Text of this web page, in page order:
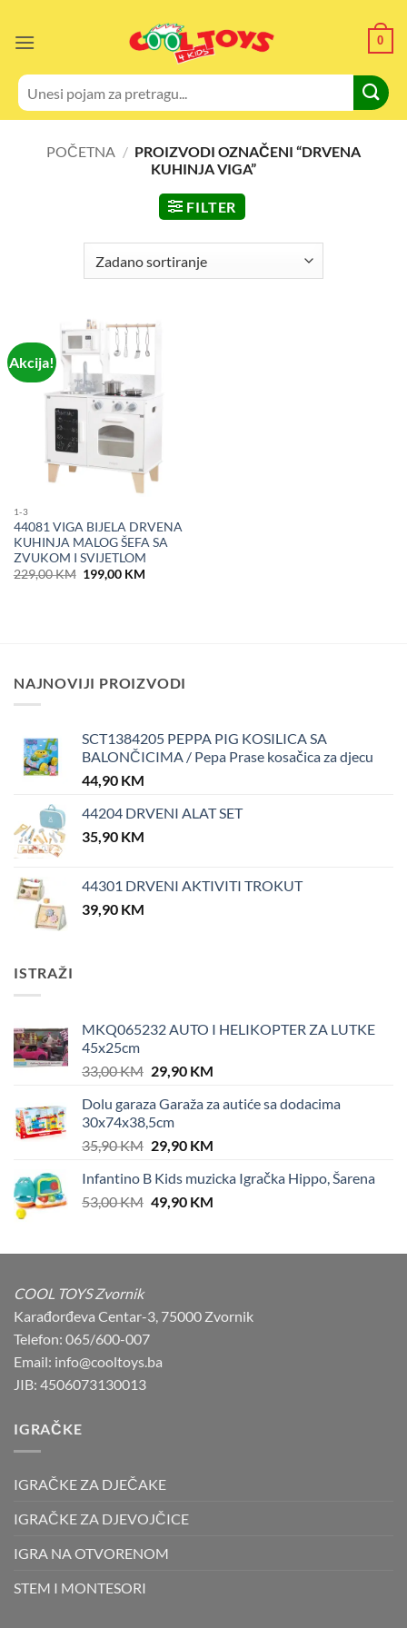
0
Pretraži:
POČETNA / PROIZVODI OZNAČENI “DRVENA
KUHINJA VIGA”
FILTER
Akcija!
1-3
44081 VIGA BIJELA DRVENA
KUHINJA MALOG ŠEFA SA
ZVUKOM I SVIJETLOM
229,00KM Original
price
199,00 KMCurrent
NAJNOVIJI PROIZVODI
SCT1384205 PEPPA PIG KOSILICA SA
BALONČICIMA / Pepa Prase kosačica za djecu
44,90 KM
44204 DRVENI ALAT SET
35,90 KM
44301 DRVENI AKTIVITI TROKUT
39,90 KM
ISTRAŽI
MKQ065232 AUTO I HELIKOPTER ZA LUTKE
45x25cm
33,00KM Original
was:
33,00 KM.
29,90 KMCurrent
is:
Dolu garaza Garaža za autiće sa dodacima
30x74x38,5cm
35,90KM Original
was:
35,90 KM.
29,90 KMCurrent
is:
29,90 KM.
Infantino B Kids muzicka Igračka Hippo, Šarena
53,00KM Original
53,00 KM.
49,90 KMCurrent
49,90 KM.
COOL TOYS Zvornik
Karađorđeva Centar-3, 75000 Zvornik
Telefon: 065/600-007
Email: info@cooltoys.ba
JIB: 4506073130013
IGRAČKE
IGRAČKE ZA DJEČAKE
IGRAČKE ZA DJEVOJČICE
IGRA NA OTVORENOM
STEM I MONTESORI